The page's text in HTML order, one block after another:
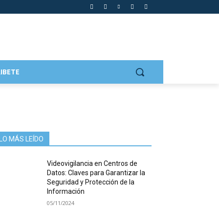
MÁS LEÍDO
Videovigilancia en Centros de
Datos: Claves para Garantizar la
Seguridad y Protección de la
Información
05/11/2024